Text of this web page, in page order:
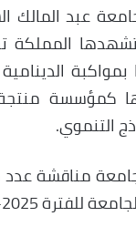
عبد
المملكة
كمؤسسة
التنموي.
مناقشة عدد
التكوين المستمر.